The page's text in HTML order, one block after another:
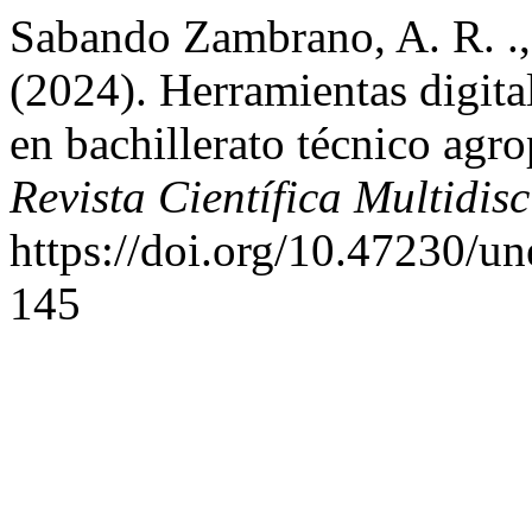
Sabando Zambrano, A. R.
(2024). Herramientas
en bachillerato técnico
Revista Científica
https://doi.org/10.47230/
145